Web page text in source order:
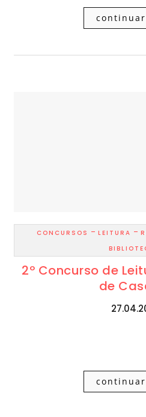
CONCURSOS - LEITURA -
2º Concurso de
de